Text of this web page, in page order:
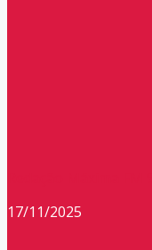
17/11/2025